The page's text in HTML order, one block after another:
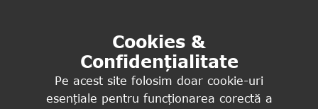
Cookies &
Confidențialitate
Pe acest site folosim doar cookie-uri
esențiale pentru funcționarea corectă a